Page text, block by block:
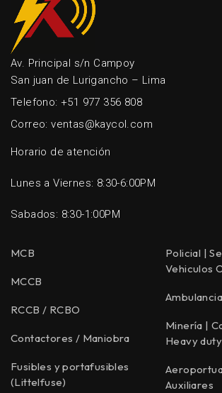
Av. Principal s/n Campoy
San juan de Lurigancho – Lima
Telefono: +51 977 356 808
Correo: ventas@kaycol.com
Horario de atención
Lunes a Viernes: 8:30-6:00PM
Sabados: 8:30-1:00PM
MCB
MCCB
RCCB / RCBO
Contactores / Maniobra
Fusibles y portafusibles
(Littelfuse)
Policial |
Vehiculos
Minería |
Heavy duty
Auxiliares